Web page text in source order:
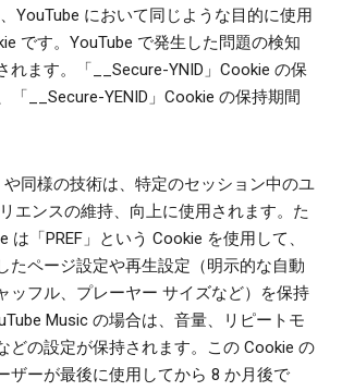
YouTube において同じような目的に使用
です。YouTube で発生した問題の検知
れます。「__Secure-YNID」Cookie の保
「__Secure-YENID」Cookie の保持期間
同様の技術は、特定のセッション中のユ
エンスの維持、向上に使用されます。た
は「PREF」という Cookie を使用して、
たページ設定や再生設定（明示的な自動
ッフル、プレーヤー サイズなど）を保持
Music の場合は、音量、リピートモ
どの設定が保持されます。この Cookie の
ザーが最後に使用してから 8 か月後で